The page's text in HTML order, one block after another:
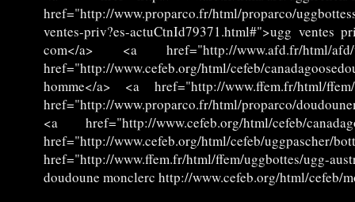
href="http://www.proparco.fr/html/proparco/
ventes-priv?es-actuCtnId79371.html#">ugg ventes
com</a> <a href="http://www.afd.fr/html/afd/
href="http://www.cefeb.org/html/cefeb/
homme</a> <a href="http://www.ffem.fr/html/
href="http://www.proparco.fr/html/proparco/
<a href="http://www.cefeb.org/html/cefeb/
href="http://www.cefeb.org/html/cefeb/
href="http://www.ffem.fr/html/ffem/uggbottes/ugg-
doudoune monclerc http://www.cefeb.org/html/cefeb/